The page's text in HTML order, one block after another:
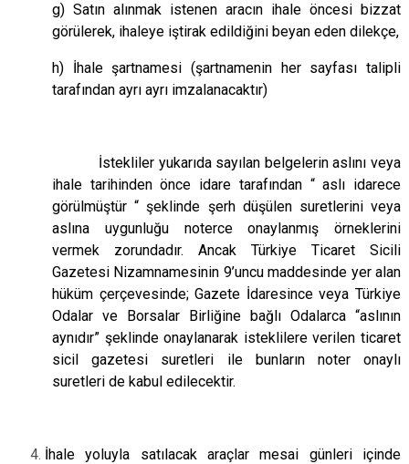
g) Satın alınmak istenen aracın ihale öncesi bizzat
görülerek, ihaleye iştirak edildiğini beyan eden dilekçe,
h) İhale şartnamesi (şartnamenin her sayfası talipli
tarafından ayrı ayrı imzalanacaktır)
İstekliler yukarıda sayılan belgelerin aslını veya
ihale tarihinden önce idare tarafından “ aslı idarece
görülmüştür “ şeklinde şerh düşülen suretlerini veya
aslına uygunluğu noterce onaylanmış örneklerini
vermek zorundadır. Ancak Türkiye Ticaret Sicili
Gazetesi Nizamnamesinin 9’uncu maddesinde yer alan
hüküm çerçevesinde; Gazete İdaresince veya Türkiye
Odalar ve Borsalar Birliğine bağlı Odalarca “aslının
aynıdır” şeklinde onaylanarak isteklilere verilen ticaret
sicil gazetesi suretleri ile bunların noter onaylı
suretleri de kabul edilecektir.
İhale yoluyla satılacak araçlar mesai günleri içinde